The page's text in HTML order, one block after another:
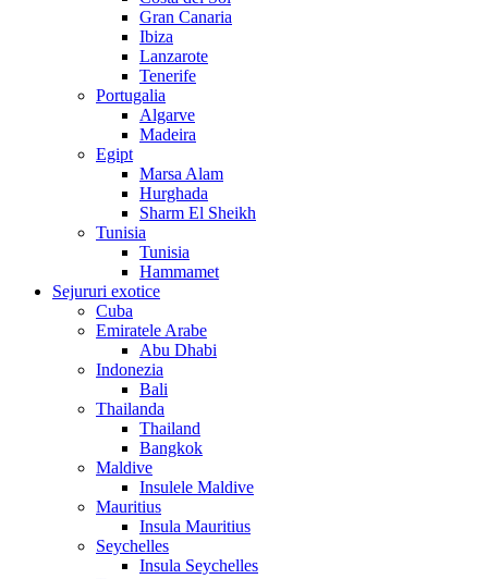
Gran Canaria
Ibiza
Lanzarote
Tenerife
Portugalia
Algarve
Madeira
Egipt
Marsa Alam
Hurghada
Sharm El Sheikh
Tunisia
Tunisia
Hammamet
Sejururi exotice
Cuba
Emiratele Arabe
Abu Dhabi
Indonezia
Bali
Thailanda
Thailand
Bangkok
Maldive
Insulele Maldive
Mauritius
Insula Mauritius
Seychelles
Insula Seychelles